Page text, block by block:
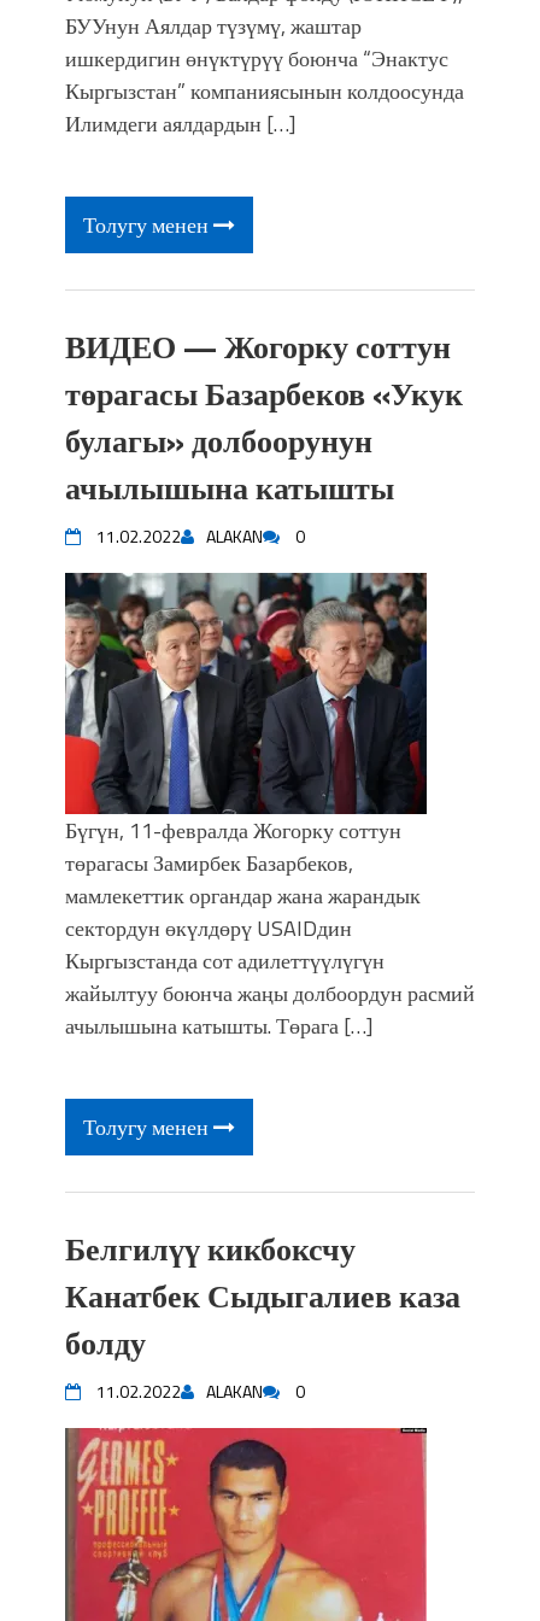
Park'ка 30 миң адам чогулду
БУУнун Аялдар түзүмү, жаштар
ишкердигин өнүктүрүү боюнча “Энактус
Кыргызстан” компаниясынын колдоосунда
Илимдеги аялдардын […]
Толугу менен
ВИДЕО — Жогорку соттун
төрагасы Базарбеков «Укук
булагы» долбоорунун
ачылышына катышты
11.02.2022 ALAKAN 0
Бүгүн, 11-февралда Жогорку соттун
төрагасы Замирбек Базарбеков,
мамлекеттик органдар жана жарандык
сектордун өкүлдөрү USAIDдин
Кыргызстанда сот адилеттүүлүгүн
жайылтуу боюнча жаңы долбоордун расмий
ачылышына катышты. Төрага […]
Толугу менен
Белгилүү кикбоксчу
Канатбек Сыдыгалиев каза
болду
11.02.2022 ALAKAN 0